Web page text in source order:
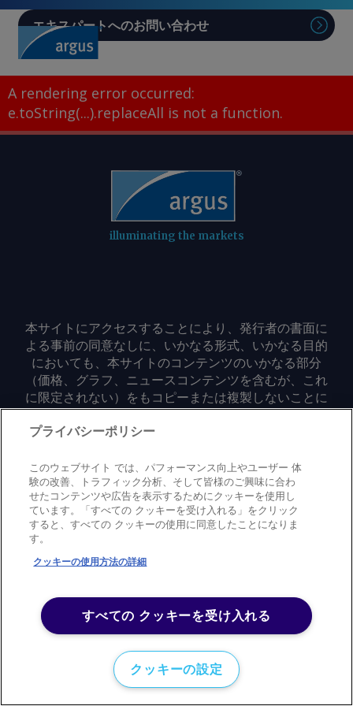
エキスパートへのお問い合わせ
A rendering error occurred:
e.toString(...).replaceAll is not a function.
illuminating the markets
本サイトにアクセスすることにより、発行者の書面に
よる事前の同意なしに、いかなる形式、いかなる目的
においても、本サイトのコンテンツのいかなる部分
（価格、グラフ、ニュースコンテンツを含むが、これ
に限定されない）をもコピーまたは複製しないことに
同意するものとする。
© 2026 アーガス・メディア・グループ
Privacy policy TrademarkCopyright policyTerms of use
Modern slavery statementCareersContact usSupport
プライバシーポリシー
このウェブサイト では、パフォーマンス向上やユーザー 体
験の改善、トラフィック分析、そして皆様のご興味に合わ
せたコンテンツや広告を表示するためにクッキーを使用し
ています。「すべての クッキーを受け入れる」をクリック
すると、すべての クッキーの使用に同意したことになりま
す。
クッキーの使用方法の詳細
すべての クッキーを受け入れる
クッキーの設定